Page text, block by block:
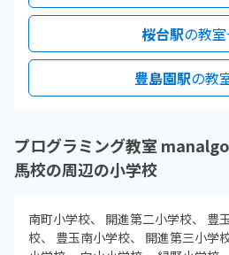
桜台駅の教
豊島園駅の教
プログラミング教室
馬校の周辺の小学校
南町小学校 開進第二小学校 豊
校
豊玉南小学校 開進第三小学